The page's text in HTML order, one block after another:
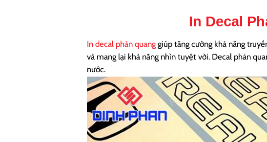
In Decal
In decal phản quang giúp tăng cường khả năng
và mang lại khả năng nhìn tuyệt vời. Decal phản
nước.